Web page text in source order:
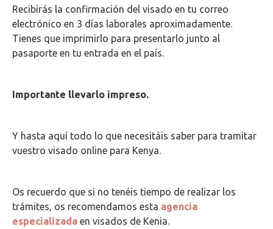
Recibirás la confirmación del visado en tu correo
electrónico en 3 días laborales aproximadamente.
Tienes que imprimirlo para presentarlo junto al
pasaporte en tu entrada en el país.
Importante llevarlo impreso.
Y hasta aquí todo lo que necesitáis saber para tramitar
vuestro visado online para Kenya.
Os recuerdo que si no tenéis tiempo de realizar los
trámites, os recomendamos esta agencia
especializada en visados de Kenia.